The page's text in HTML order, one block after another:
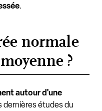
.
normale
?
autour d'une
dernières études du